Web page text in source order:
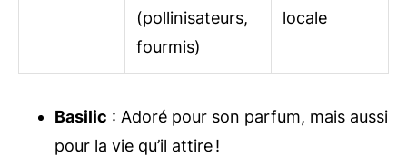
(pollinisateurs,
fourmis)
locale
Basilic : Adoré pour son parfum, mais aussi
pour la vie qu’il attire !